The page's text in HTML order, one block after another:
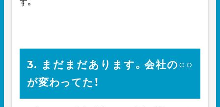
す。
3. まだまだあります。会社の○○
が変わってた！